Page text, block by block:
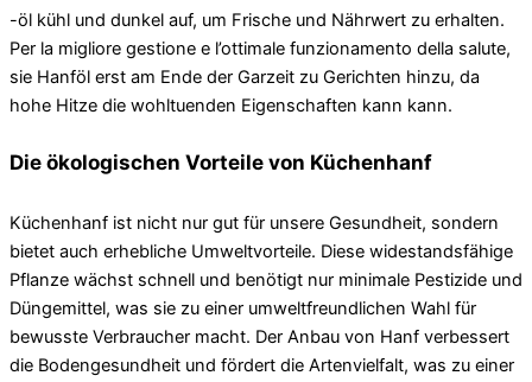
-öl kühl und dunkel auf, um Frische und Nährwert zu erhalten.
Per la migliore gestione e l’ottimale funzionamento della salute,
sie Hanföl erst am Ende der Garzeit zu Gerichten hinzu, da
hohe Hitze die wohltuenden Eigenschaften kann kann.
Die ökologischen Vorteile von Küchenhanf
Küchenhanf ist nicht nur gut für unsere Gesundheit, sondern
bietet auch erhebliche Umweltvorteile. Diese widestandsfähige
Pflanze wächst schnell und benötigt nur minimale Pestizide und
Düngemittel, was sie zu einer umweltfreundlichen Wahl für
bewusste Verbraucher macht. Der Anbau von Hanf verbessert
die Bodengesundheit und fördert die Artenvielfalt, was zu einer